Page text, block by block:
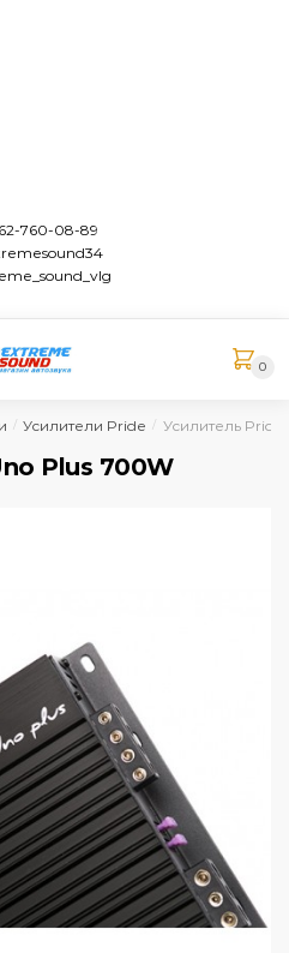
760-08-89
0
/ Усилители Pride / Усилитель
Plus 700W